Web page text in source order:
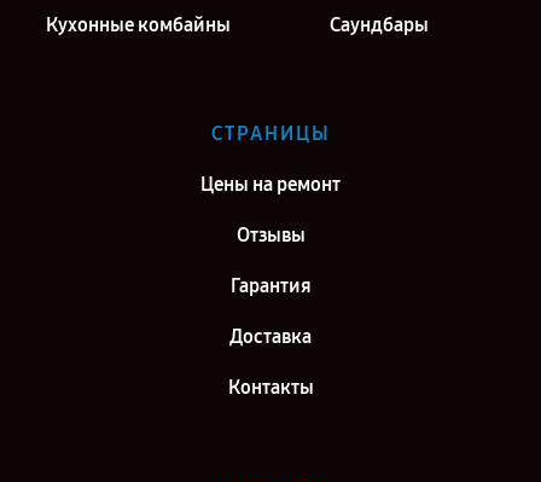
Кухонные комбайны Саундбары
СТРАНИЦЫ
Цены на ремонт
Отзывы
Гарантия
Доставка
Контакты